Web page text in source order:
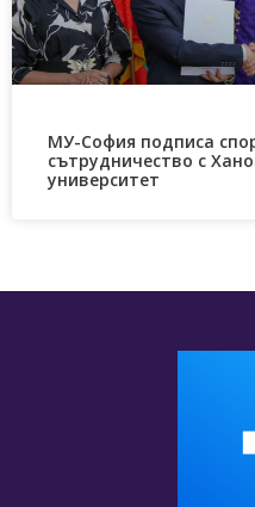
МУ-София подписа
сътрудничество с
университет